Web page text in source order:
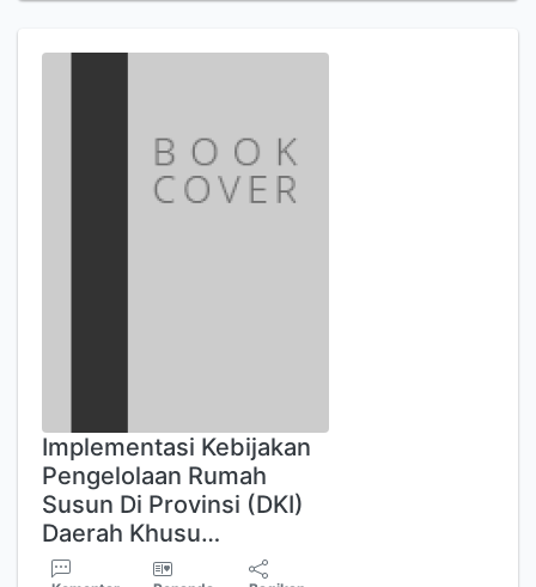
Implementasi Kebijakan
Pengelolaan Rumah
Susun Di Provinsi (DKI)
Daerah Khusu…